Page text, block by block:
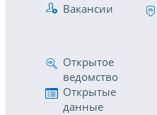
Вакансии
Открытое
ведомство
Открытые
данные